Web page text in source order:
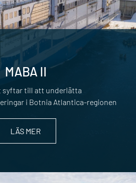
MABA II
syftar till att underlätta
i Botnia Atlantica-regionen
LÄS MER